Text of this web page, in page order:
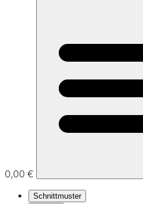
0,00 €
Schnittmuster